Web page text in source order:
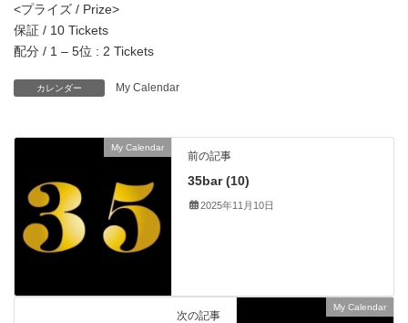
<プライズ / Prize>
保証 / 10 Tickets
配分 / 1 – 5位 : 2 Tickets
カレンダー My Calendar
My Calendar
前の記事
35bar (10)
2025年11月10日
My Calendar
次の記事